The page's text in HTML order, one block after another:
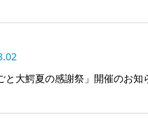
と大鰐夏の感謝祭」開催のお知